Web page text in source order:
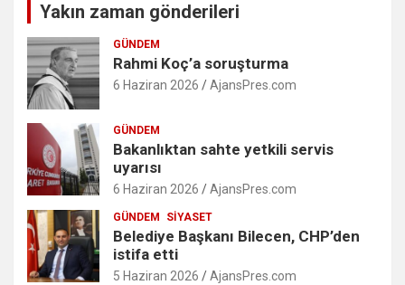
Yakın zaman gönderileri
GÜNDEM
Rahmi Koç’a soruşturma
6 Haziran 2026 AjansPres.com
GÜNDEM
Bakanlıktan sahte yetkili servis
uyarısı
6 Haziran 2026 AjansPres.com
GÜNDEM SIYASET
Belediye Başkanı Bilecen, CHP’den
istifa etti
5 Haziran 2026 AjansPres.com